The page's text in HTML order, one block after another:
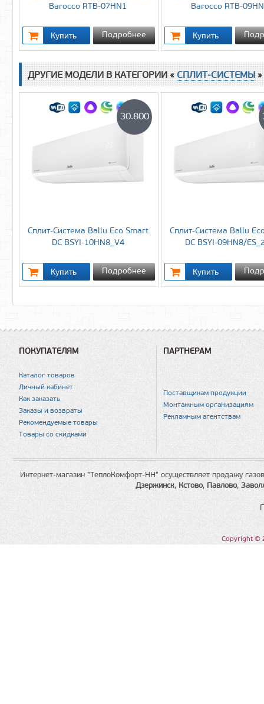
Barocco RTB-07HN1
Подробнее
Barocco RTB-
ДРУГИЕ МОДЕЛИ В КАТЕГОРИИ «СПЛИТ-СИСТЕМЫ»
Сплит-Система Ballu Eco Smart
DC BSYI-10HN8_V4
30.800
Подробнее
Сплит-Система Ballu
DC BSYI-09HN8/
ПОКУПАТЕЛЯМ
Каталог товаров
Личный кабинет
Как заказать
Заказы и возвраты
Рекомендуемые товары
Товары со скидками
ПАРТНЕРАМ
Поставщикам продукции
Монтажным организациям
Рекламным агентствам
Интернет-магазин "ТеплоКомфорт-НН" осуществляет продажу
Дзержинск, Кстово, Павлово,
Copyright ©